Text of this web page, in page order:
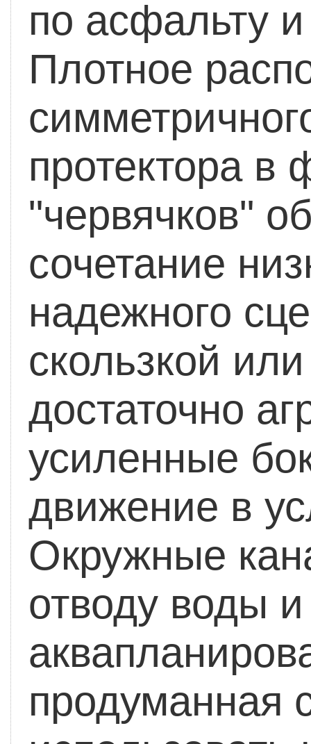
по асфальту
Плотное
протектора
"червячков"
сочетание
надежного
скользкой
достаточно
усиленные
движение в
Окружные
отводу воды
продуманная